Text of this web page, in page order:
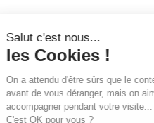
les Cookies !
de ce site vous intéresse
vous déranger, mais on
votre visite...
C'est OK pour vous ?